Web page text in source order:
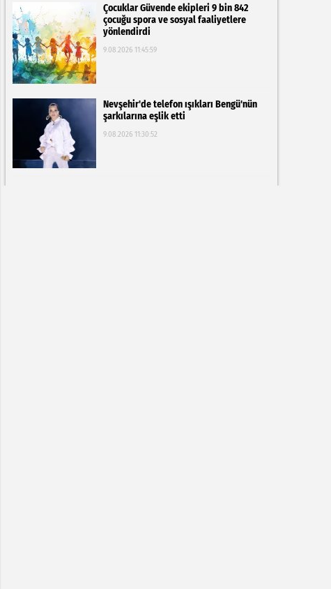
Çocuklar Güvende ekipleri 9 bin 842
çocuğu spora ve sosyal faaliyetlere
yönlendirdi
9.08.2026 11:45:59
Nevşehir'de telefon ışıkları Bengü'nün
şarkılarına eşlik etti
9.08.2026 11:30:52